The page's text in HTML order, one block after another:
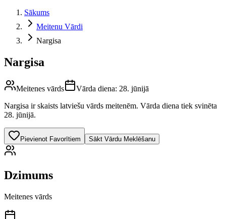
Sākums
Meitenu Vārdi
Nargisa
Nargisa
Meitenes vārds Vārda diena: 28. jūnijā
Nargisa ir skaists latviešu vārds meitenēm. Vārda diena tiek svinēta
28. jūnijā.
Pievienot Favorītiem Sākt Vārdu Meklēšanu
Dzimums
Meitenes vārds